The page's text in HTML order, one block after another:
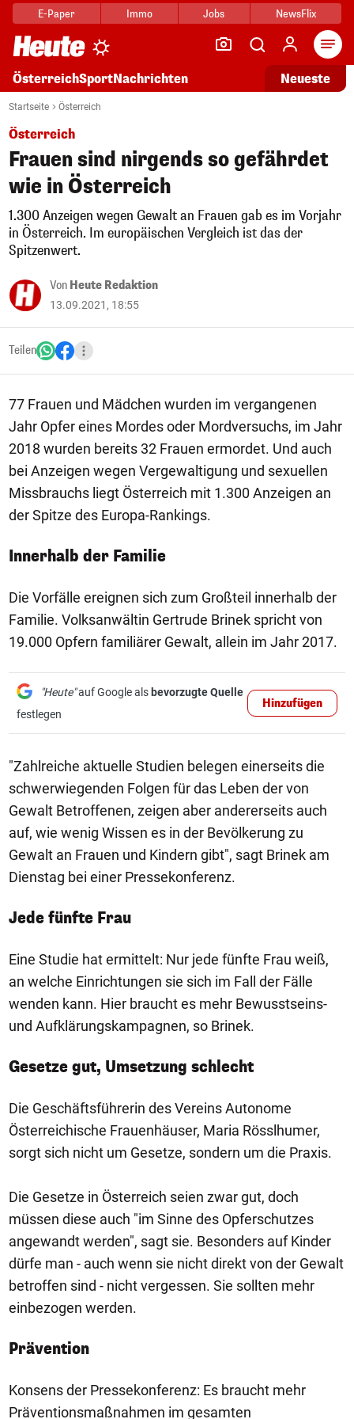
E-Paper Immo Jobs NewsFlix
ÖsterreichSportNachrichten Neueste
Startseite Österreich
Österreich
Frauen sind nirgends so gefährdet
wie in Österreich
1.300 Anzeigen wegen Gewalt an Frauen gab es im Vorjahr
in Österreich. Im europäischen Vergleich ist das der
Spitzenwert.
Von Heute Redaktion
13.09.2021, 18:55
Teilen
77 Frauen und Mädchen wurden im vergangenen
Jahr Opfer eines Mordes oder Mordversuchs, im Jahr
2018 wurden bereits 32 Frauen ermordet. Und auch
bei Anzeigen wegen Vergewaltigung und sexuellen
Missbrauchs liegt Österreich mit 1.300 Anzeigen an
der Spitze des Europa-Rankings.
Innerhalb der Familie
Die Vorfälle ereignen sich zum Großteil innerhalb der
Familie. Volksanwältin Gertrude Brinek spricht von
19.000 Opfern familiärer Gewalt, allein im Jahr 2017.
"Heute"auf Google als bevorzugte Quelle
festlegen
Hinzufügen
"Zahlreiche aktuelle Studien belegen einerseits die
schwerwiegenden Folgen für das Leben der von
Gewalt Betroffenen, zeigen aber andererseits auch
auf, wie wenig Wissen es in der Bevölkerung zu
Gewalt an Frauen und Kindern gibt", sagt Brinek am
Dienstag bei einer Pressekonferenz.
Jede fünfte Frau
Eine Studie hat ermittelt: Nur jede fünfte Frau weiß,
an welche Einrichtungen sie sich im Fall der Fälle
wenden kann. Hier braucht es mehr Bewusstseins-
und Aufklärungskampagnen, so Brinek.
Gesetze gut, Umsetzung schlecht
Die Geschäftsführerin des Vereins Autonome
Österreichische Frauenhäuser, Maria Rösslhumer,
sorgt sich nicht um Gesetze, sondern um die Praxis.
Die Gesetze in Österreich seien zwar gut, doch
müssen diese auch "im Sinne des Opferschutzes
angewandt werden", sagt sie. Besonders auf Kinder
dürfe man - auch wenn sie nicht direkt von der Gewalt
betroffen sind - nicht vergessen. Sie sollten mehr
einbezogen werden.
Prävention
Konsens der Pressekonferenz: Es braucht mehr
Präventionsmaßnahmen im gesamten